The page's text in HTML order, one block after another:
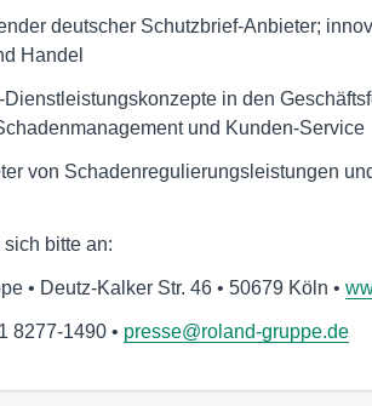
deutscher Schutzbrief-Anbieter;
Handel
Dienstleistungskonzepte in den
und Kunden-Service
von Schadenregulierungsleistungen
bitte an:
• Deutz-Kalker Str. 46 • 50679 Köln •
8277-1490 • presse@roland-gruppe.de